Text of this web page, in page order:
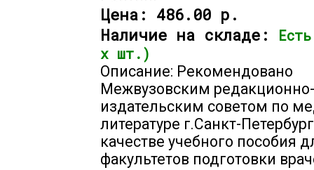
Цена: 486.00 р.
Наличие на складе:
х шт.)
Описание: Рекомендовано
Межвузовским редакционно-
издательским советом по
литературе г.Санкт-
качестве учебного пособия
факультетов подготовки